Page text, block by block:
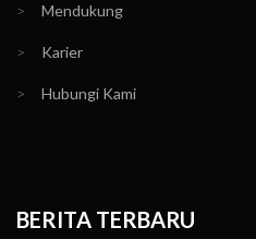
> Mendukung
> Karier
> Hubungi Kami
BERITA TERBARU